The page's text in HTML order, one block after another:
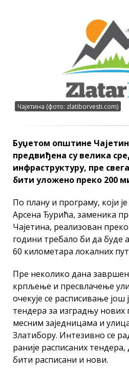
Чајетина (фото: zlatiborvesti.com)
Буџетом општине
предвиђена су велика
инфраструктуру, пре
бити уложено преко 200
По плану и програму, који
Арсена Ђурића, заменика
Чајетина, реализован
години требало би да буде
60 километара локалних
Пре неколико дана
крпљење и пресвлачење
очекује се расписивање још
тендера за изградњу нових
месним заједницама и
Златибору. Интезивно се
раније расписаних
бити расписани и нови.